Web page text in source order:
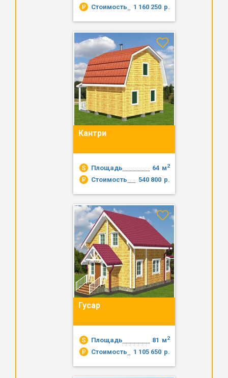
Стоимость
р.
1 160 250
Кантри
Площадь м2
64
Стоимость
р.
540 800
Гусар
Площадь м2
81
Стоимость
р.
1 105 650